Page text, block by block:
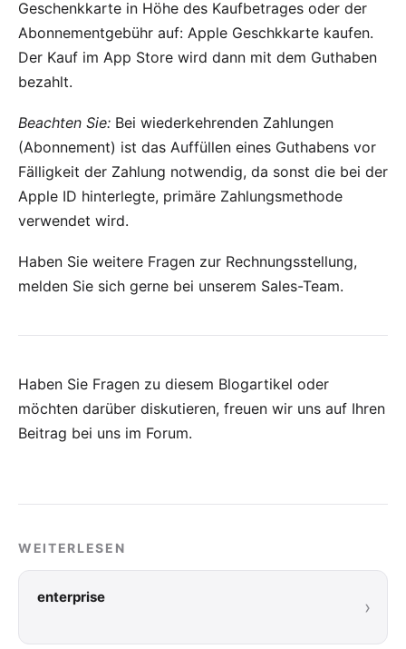
Geschenkkarte in Höhe des Kaufbetrages oder der
Abonnementgebühr auf: Apple Geschkkarte kaufen.
Der Kauf im App Store wird dann mit dem Guthaben
bezahlt.
Beachten Sie: Bei wiederkehrenden Zahlungen
(Abonnement) ist das Auffüllen eines Guthabens vor
Fälligkeit der Zahlung notwendig, da sonst die bei der
Apple ID hinterlegte, primäre Zahlungsmethode
verwendet wird.
Haben Sie weitere Fragen zur Rechnungsstellung,
melden Sie sich gerne bei unserem Sales-Team.
Haben Sie Fragen zu diesem Blogartikel oder
möchten darüber diskutieren, freuen wir uns auf Ihren
Beitrag bei uns im Forum.
WEITERLESEN
enterprise ›